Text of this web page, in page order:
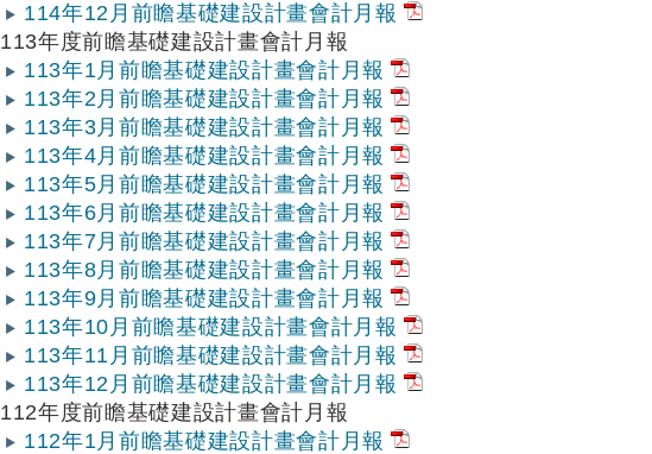
114年12月前瞻基礎建設計畫會計月報
113年度前瞻基礎建設計畫會計月報
113年1月前瞻基礎建設計畫會計月報
113年2月前瞻基礎建設計畫會計月報
113年3月前瞻基礎建設計畫會計月報
113年4月前瞻基礎建設計畫會計月報
113年5月前瞻基礎建設計畫會計月報
113年6月前瞻基礎建設計畫會計月報
113年7月前瞻基礎建設計畫會計月報
113年8月前瞻基礎建設計畫會計月報
113年9月前瞻基礎建設計畫會計月報
113年10月前瞻基礎建設計畫會計月報
113年11月前瞻基礎建設計畫會計月報
113年12月前瞻基礎建設計畫會計月報
112年度前瞻基礎建設計畫會計月報
112年1月前瞻基礎建設計畫會計月報